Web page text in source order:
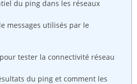
du ping dans les réseaux
messages utilisés par le
tester la connectivité réseau
du ping et comment les